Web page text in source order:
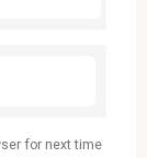
for next time